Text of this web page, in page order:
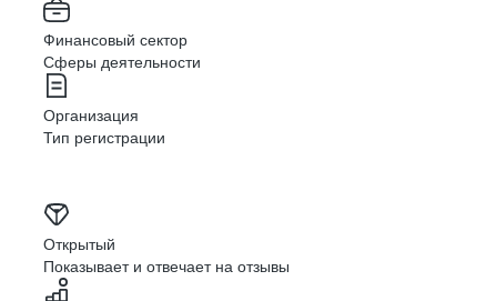
Финансовый сектор
Сферы деятельности
Организация
Тип регистрации
Открытый
Показывает и отвечает на отзывы